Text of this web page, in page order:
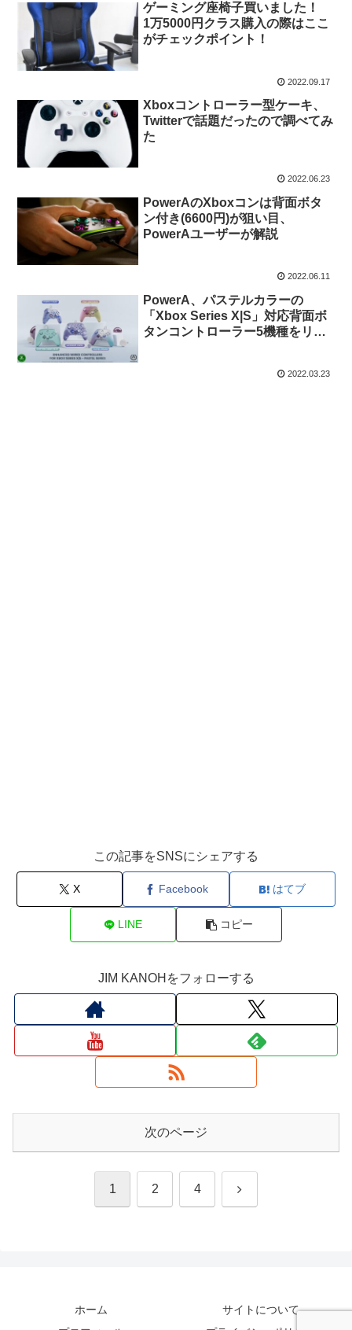
ゲーミング座椅子買いました！
1万5000円クラス購入の際はここ
がチェックポイント！
2022.09.17
Xboxコントローラー型ケーキ、
Twitterで話題だったので調べてみ
た
2022.06.23
PowerAのXboxコンは背面ボタ
ン付き(6600円)が狙い目、
PowerAユーザーが解説
2022.06.11
PowerA、パステルカラーの
「Xbox Series X|S」対応背面ボ
タンコントローラー5機種をリリ
2022.03.23
この記事をSNSにシェアする
X Facebook はてブ
LINE コピー
JIM KANOHをフォローする
次のページ
1 2 4 次
ホーム
サイトについて